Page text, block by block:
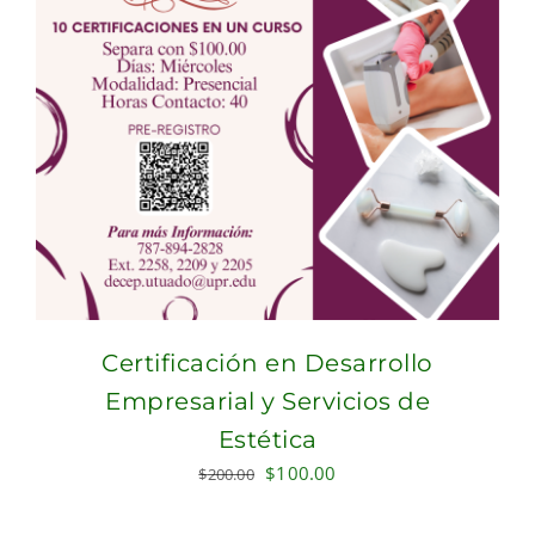
Certificación en Desarrollo
Empresarial y Servicios de
Estética
$200.00 Original
$100.00